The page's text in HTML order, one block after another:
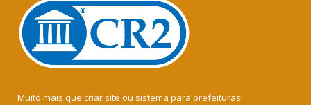
Muito mais que criar site ou sistema para prefeituras!